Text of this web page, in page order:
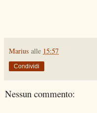
Marius alle 15:57
Condividi
Nessun commento: